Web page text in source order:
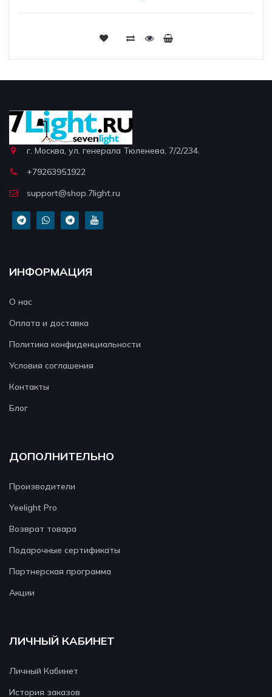
г. Москва, ул. генерала Тюленева, 7/2/234.
+79263951922
support@shop.7light.ru
ИНФОРМАЦИЯ
О нас
Оплата и доставка
Политика конфиденциальности
Условия соглашения
Контакты
Блог
ДОПОЛНИТЕЛЬНО
Производители
Yeelight Pro
Возврат товара
Подарочные сертификаты
Партнерская программа
Акции
ЛИЧНЫЙ КАБИНЕТ
Личный Кабинет
История заказов